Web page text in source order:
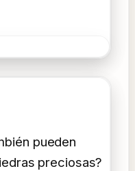
pueden
preciosas?